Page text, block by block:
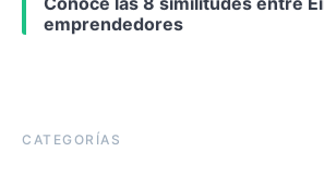
emprendedores
CATEGORÍAS